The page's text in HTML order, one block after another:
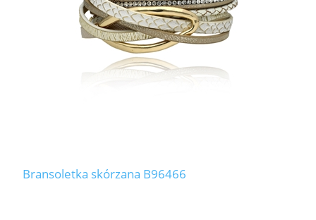
Bransoletka skórzana B96466